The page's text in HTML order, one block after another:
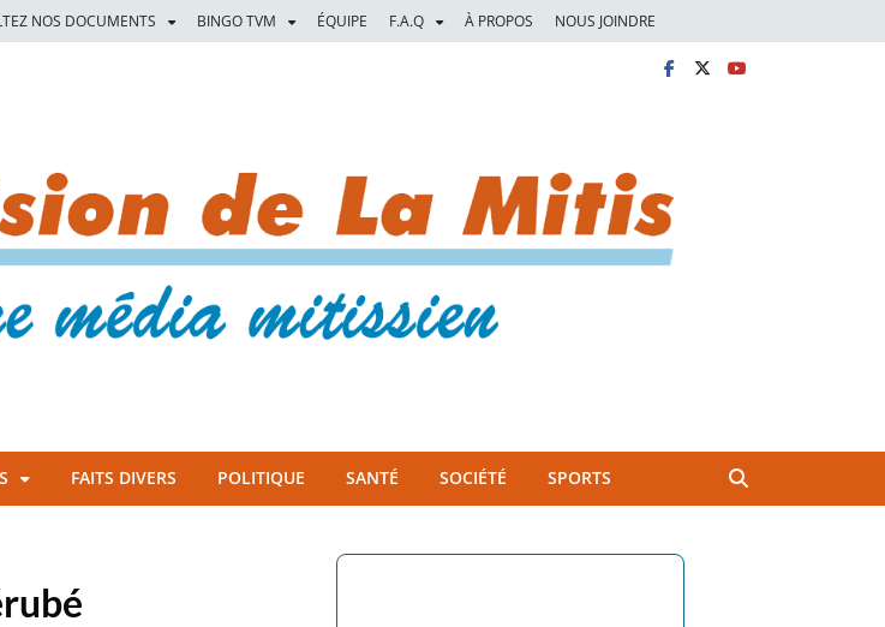
NOS DOCUMENTS BINGO TVM ÉQUIPE F.A.Q À PROPOS NOUS JOINDRE
FAITS DIVERS POLITIQUE SANTÉ SOCIÉTÉ SPORTS